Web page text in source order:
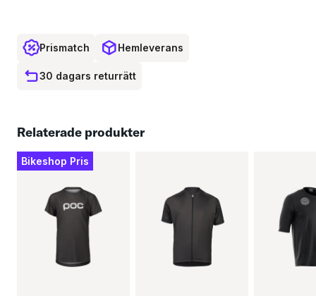
Maximal rörelsefrihet för bra prestanda
Material: Återvunnen polyester
Säsong: Sommar
Storleksinformation: Normal i storlek
Prismatch Hemleverans
30 dagars returrätt
Relaterade produkter
Bikeshop Pris